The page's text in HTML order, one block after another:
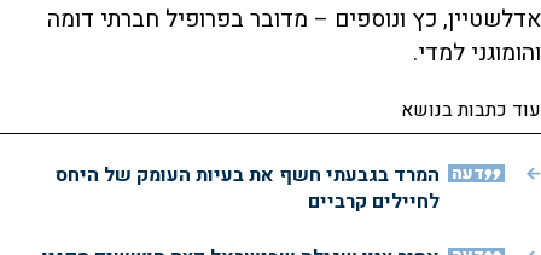
אדלשטיין, כץ ונוספים – מדובר בפרופיל חברתי דומה
והומוגני למדי.
עוד כתבות בנושא
דעה המרד בגבעתי חשף את בעיות העומק של היחס
לחיילים קרביים